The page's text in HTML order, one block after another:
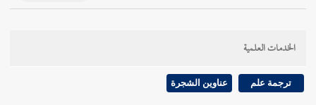
الخدمات العلمية
ترجمة علم عناوين الشجرة